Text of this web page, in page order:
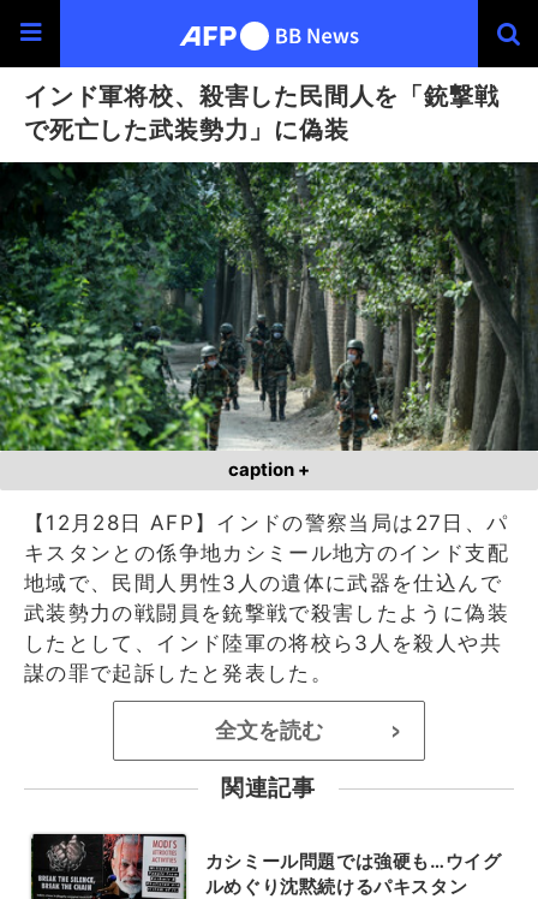
インド軍将校、殺害した民間人を「銃撃戦
で死亡した武装勢力」に偽装
caption +
【12月28日 AFP】インドの警察当局は27日、パ
キスタンとの係争地カシミール地方のインド支配
地域で、民間人男性3人の遺体に武器を仕込んで
武装勢力の戦闘員を銃撃戦で殺害したように偽装
したとして、インド陸軍の将校ら3人を殺人や共
謀の罪で起訴したと発表した。
全文を読む >
関連記事
カシミール問題では強硬も…ウイグ
ルめぐり沈黙続けるパキスタン